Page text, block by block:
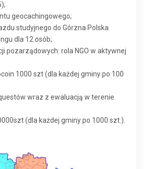
geocachingowego;
studyjnego do Górzna Polska
dla 12 osób;
pozarządowych: rola NGO w aktywnej
1000 szt (dla każdej gminy po 100
wraz z ewaluacją w terenie
(dla każdej gminy po 1000 szt.).